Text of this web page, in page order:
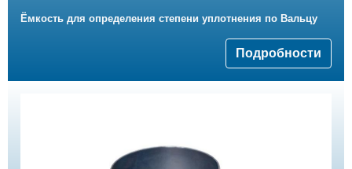
Ёмкость для определения степени уплотнения по Вальцу
Подробности